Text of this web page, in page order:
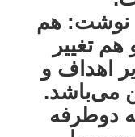
نوشت: هم
تغییر
اهداف و
می‌باشد.
دوطرفه